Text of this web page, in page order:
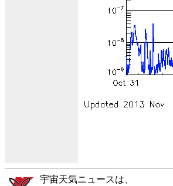
宇宙天気ニュースは、